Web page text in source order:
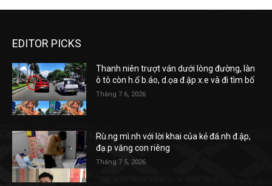
EDITOR PICKS
Thanh niên trượt ván dưới lòng đường, làn
ô tô còn h.ổ b.áo, d.ọa đ.ập x.e và đi tìm bố
Tháng 7 6, 2026
Rù.ng mì.nh với lời khai của kẻ đá.nh đ.ập,
đạ.p văng con riêng
Tháng 7 5, 2026